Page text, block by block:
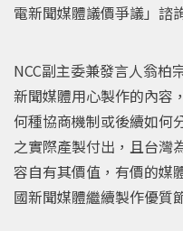
電新聞媒體議價爭議」諮
NCC副主委兼發言人翁柏
新聞媒體用心製作的內容
何種協商機制或後續如何
之實際產製付出，且台灣
容自有其價值，有價的媒
國新聞媒體繼續製作優質